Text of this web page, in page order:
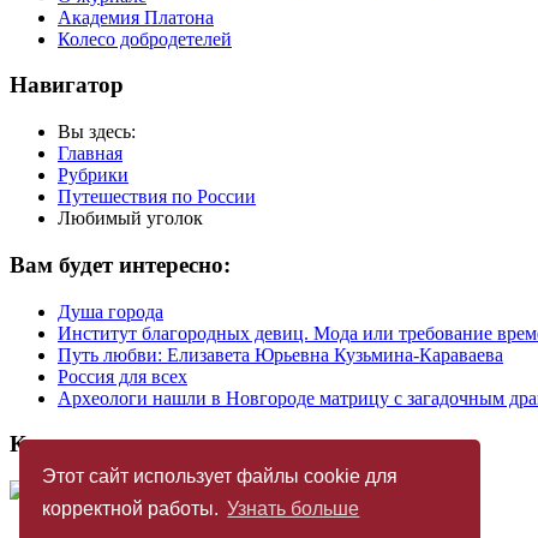
Этот сайт использует файлы cookie для
корректной работы. Узнать больше
Академия Платона
Колесо добродетелей
Навигатор
Вы здесь:
Главная
Рубрики
Путешествия по России
Любимый уголок
Вам будет интересно:
Душа города
Институт благородных девиц. Мода или требование
Путь любви: Елизавета Юрьевна Кузьмина-Караваева
Россия для всех
Археологи нашли в Новгороде матрицу с загадочным
Купить журнал